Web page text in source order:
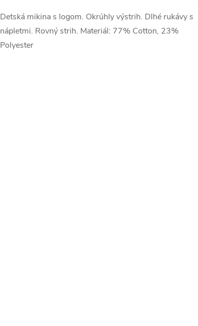
Detská mikina s logom. Okrúhly výstrih. Dlhé rukávy s
nápletmi. Rovný strih. Materiál: 77% Cotton, 23%
Polyester